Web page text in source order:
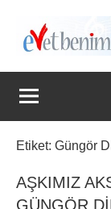
Evet
Benim
Etiket: Güngör
AŞKIMIZ
GÜNGÖR